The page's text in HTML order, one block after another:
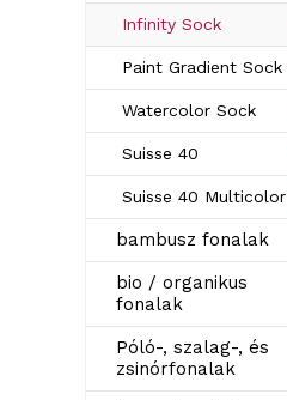
Infinity Sock
Paint Gradient Sock
Watercolor Sock
Suisse 40
Suisse 40 Multicolor
bambusz fonalak
bio / organikus
fonalak
Póló-, szalag-, és
zsinórfonalak